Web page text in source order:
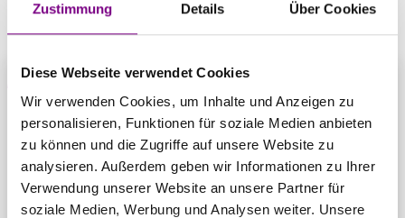
Zustimmung Details Über Cookies
Diese Webseite verwendet Cookies
Wir verwenden Cookies, um Inhalte und Anzeigen zu
personalisieren, Funktionen für soziale Medien anbieten
zu können und die Zugriffe auf unsere Website zu
analysieren. Außerdem geben wir Informationen zu Ihrer
Verwendung unserer Website an unsere Partner für
soziale Medien, Werbung und Analysen weiter. Unsere
THE POWER
OF SURFACE.